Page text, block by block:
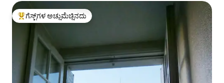
ಗೆಸ್ಟ್‌ಗಳಿಗೆ ಅತಿ ಹೆಚ್ಚು ಅಚ್ಚುಮೆಚ್ಚಿನದು
ಗೆಸ್ಟ್‌ಗಳ ಅಚ್ಚುಮೆಚ್ಚಿನದು